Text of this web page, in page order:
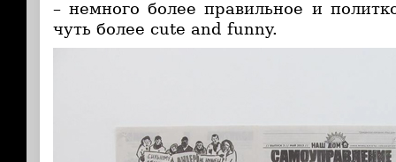
– немного более правильное и
чуть более cute and funny.